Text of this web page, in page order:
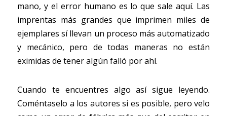
mano, y el error humano es lo que sale aquí. Las
imprentas más grandes que imprimen miles de
ejemplares sí llevan un proceso más automatizado
y mecánico, pero de todas maneras no están
eximidas de tener algún falló por ahí.
Cuando te encuentres algo así sigue leyendo.
Coméntaselo a los autores si es posible, pero velo